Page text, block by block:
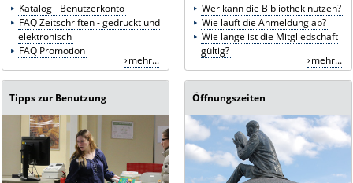
Katalog - Benutzerkonto
FAQ Zeitschriften - gedruckt und
elektronisch
FAQ Promotion
mehr...
Wer kann die Bibliothek nutzen?
Wie läuft die Anmeldung ab?
Wie lange ist die Mitgliedschaft
gültig?
mehr...
Tipps zur Benutzung Öffnungszeiten